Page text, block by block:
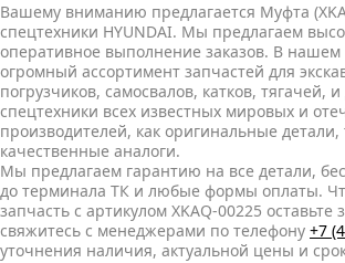
Вашему вниманию предлагается Муфта
спецтехники HYUNDAI. Мы предлагаем
оперативное выполнение заказов. В нашем
огромный ассортимент запчастей для
погрузчиков, самосвалов, катков, тягачей, и
спецтехники всех известных мировых и
производителей, как оригинальные детали,
качественные аналоги.
Мы предлагаем гарантию на все детали,
до терминала ТК и любые формы оплаты.
запчасть с артикулом XKAQ-00225 оставьте
свяжитесь с менеджерами по телефону +7
уточнения наличия, актуальной цены и